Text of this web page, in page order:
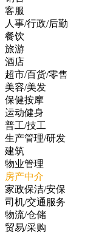
客服
人事/行政/后勤
餐饮
旅游
酒店
超市/百货/零售
美容/美发
保健按摩
运动健身
普工/技工
生产管理/研发
建筑
物业管理
房产中介
家政保洁/安保
司机/交通服务
物流/仓储
贸易/采购